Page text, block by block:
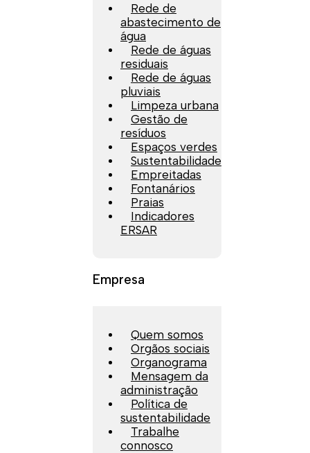
Rede de
abastecimento de
água
Rede de águas
residuais
Rede de águas
pluviais
Limpeza urbana
Gestão de
resíduos
Espaços verdes
Sustentabilidade
Empreitadas
Fontanários
Praias
Indicadores
ERSAR
Empresa
Quem somos
Orgãos sociais
Organograma
Mensagem da
administração
Política de
sustentabilidade
Trabalhe
connosco